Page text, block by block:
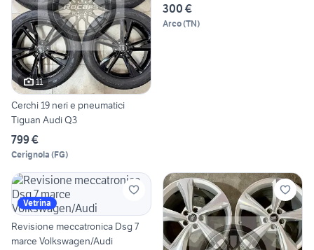
11
Cerchi 19 neri e pneumatici
Tiguan Audi Q3
799 €
Cerignola (FG)
300 €
Arco(TN)
Vetrina
Revisione meccatronica Dsg 7
marce Volkswagen/Audi